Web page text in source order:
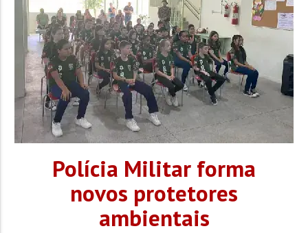
Polícia Militar forma
novos protetores
ambientais